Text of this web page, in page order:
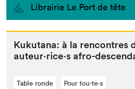
Librairie Le Port de tête
Kuku­tana: à la ren­con­tres
auteur·rice·s afro-
Table ronde Pour tou⋅te⋅s